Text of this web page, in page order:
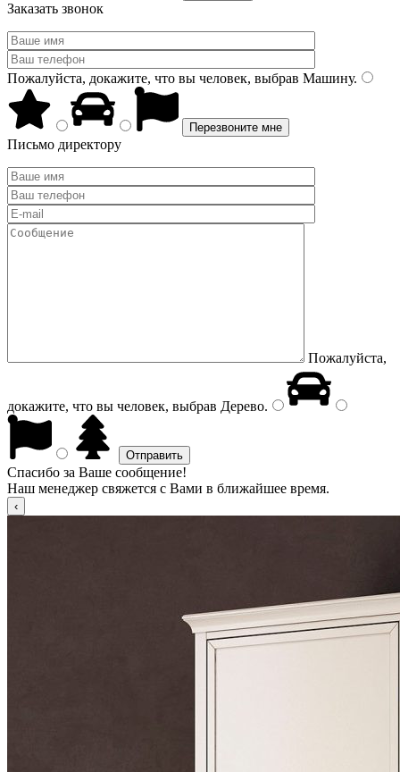
Заказать звонок
Пожалуйста, докажите, что вы человек, выбрав Машину.
Письмо директору
Пожалуйста,
докажите, что вы человек, выбрав Дерево.
Спасибо за Ваше сообщение!
Наш менеджер свяжется с Вами в ближайшее время.